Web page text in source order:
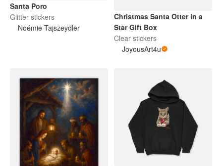
Santa Poro
Glitter stickers
Noémie Tajszeydler
Christmas Santa Otter in a
Star Gift Box
Clear stickers
JoyousArt4u